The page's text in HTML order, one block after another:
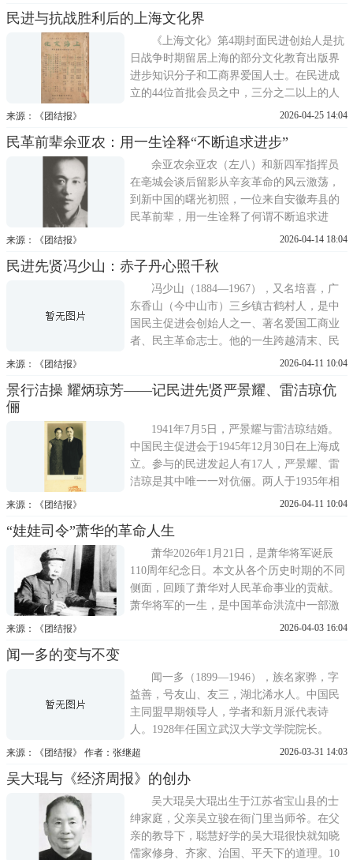
担任厦门临时工委书记。全面抗战爆发后，
奉调到广东工作。1940年任东江前线特委，
兼任东江游击队政委。1942
民进与抗战胜利后的上海文化界
《上海文化》第4期封面民进创始人是抗
日战争时期留居上海的部分文化教育出版界
进步知识分子和工商界爱国人士。在民进成
立的44位首批会员之中，三分之二以上的人
都属于文化界。民进创始人中的文化界知名
铎、周建人、蔡尚思等发起组织全国学术工
作者协会上海分会。马叙伦研究关注传统老
庄哲学和文字学，
来源：《团结报》 2026-04-25 14:04
民革前辈余亚农：用一生诠释“不断追求进步”
余亚农余亚农（左八）和新四军指挥员
在亳城会谈后留影从辛亥革命的风云激荡，
到新中国的曙光初照，一位来自安徽寿县的
民革前辈，用一生诠释了何谓不断追求进
步。他曾是国民党军中最早举旗反蒋的将领
的粉红色队伍的指挥者；他曾在流亡中坚守
民族气节，又在中华人民共和国成立前夕为
渡江战役的胜利奔走策反。他从
来源：《团结报》 2026-04-14 18:04
民进先贤冯少山：赤子丹心照千秋
冯少山（1884—1967），又名培喜，广
东香山（今中山市）三乡镇古鹤村人，是中
国民主促进会创始人之一、著名爱国工商业
者、民主革命志士。他的一生跨越清末、民
国至新中国成立后多个历史时期，始终以家
亡、民主建国、教育惠民等诸多领域躬身践
苟利国家生死以，岂因祸福避趋
来源：《团结报》 2026-04-11 10:04
景行洁操 耀炳琼芳——记民进先贤严景耀、雷洁琼伉
俪
1941年7月5日，严景耀与雷洁琼结婚。
中国民主促进会于1945年12月30日在上海成
立。参与的民进发起人有17人，严景耀、雷
洁琼是其中唯一一对伉俪。两人于1935年相
识，之后携手并肩40余年，直至1976年严景
合作事业密不可分。今年是中国民主促进会
80周年华诞，也恰逢严景耀、雷洁琼诞生120
周年，谨以此文致敬这一对
来源：《团结报》 2026-04-11 10:04
“娃娃司令”萧华的革命人生
萧华2026年1月21日，是萧华将军诞辰
110周年纪念日。本文从各个历史时期的不同
侧面，回顾了萧华对人民革命事业的贡献。
萧华将军的一生，是中国革命洪流中一部激
昂壮阔的英雄史诗。从赣南红土地的赤诚少
争、解放战争以及新中国的国防现代化建设
的历史主线紧密交织、同频
来源：《团结报》 2026-04-03 16:04
闻一多的变与不变
闻一多（1899—1946），族名家骅，字
益善，号友山、友三，湖北浠水人。中国民
主同盟早期领导人，学者和新月派代表诗
人。1928年任国立武汉大学文学院院长。
1930年任国立青岛大学文学院院长兼国文系
1937年任西南联合大学教授。1941年任国立
清华大学文科研究所中国文学部主任。1946
年7月被国民党特务暗杀。闻
来源：《团结报》 作者：张继超 2026-03-31 14:03
吴大琨与《经济周报》的创办
吴大琨吴大琨出生于江苏省宝山县的士
绅家庭，父亲吴立骏在衙门里当师爷。在父
亲的教导下，聪慧好学的吴大琨很快就知晓
儒家修身、齐家、治国、平天下的道理。10